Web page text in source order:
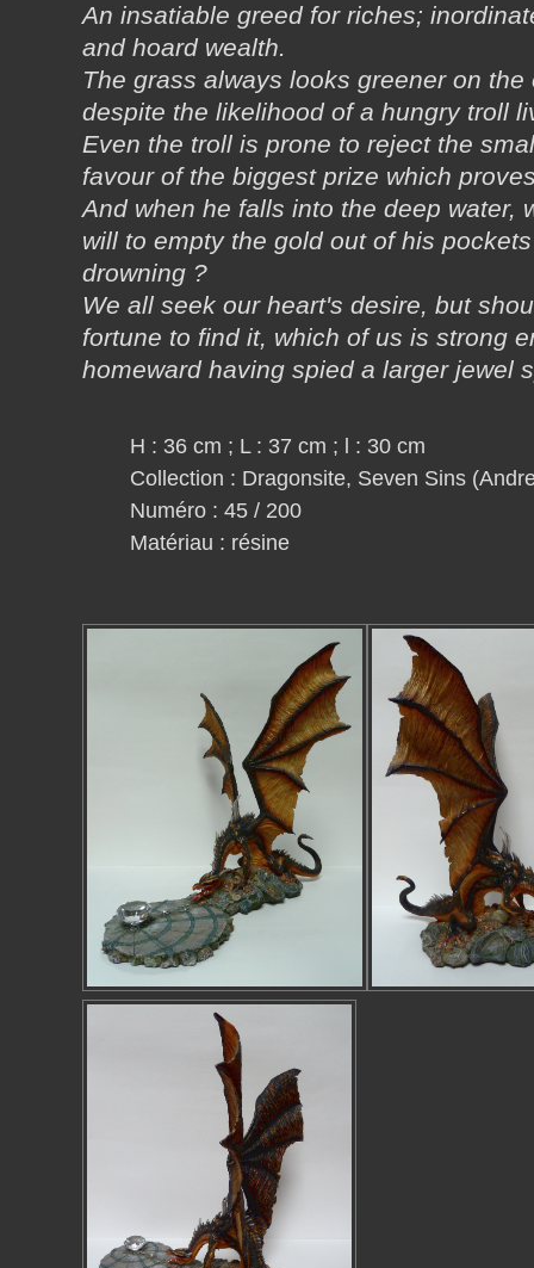
An insatiable greed for riches;
and hoard wealth.
The grass always looks greener on
despite the likelihood of a hungry troll
Even the troll is prone to reject the
favour of the biggest prize which
And when he falls into the deep water,
will to empty the gold out of his
drowning ?
We all seek our heart's desire, but
fortune to find it, which of us is strong
homeward having spied a larger jewel
H : 36 cm ; L : 37 cm ; l : 30 cm
Collection : Dragonsite, Seven Sins
Numéro : 45 / 200
Matériau : résine